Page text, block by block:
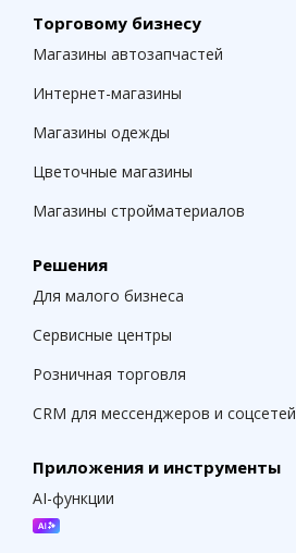
Торговому бизнесу
Магазины автозапчастей
Интернет-магазины
Магазины одежды
Цветочные магазины
Магазины стройматериалов
Решения
Для малого бизнеса
Сервисные центры
Розничная торговля
CRM для мессенджеров и соцсетей
Приложения и инструменты
AI-функции